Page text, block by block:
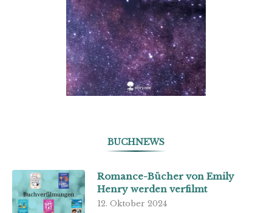
BUCHNEWS
Romance-Bücher von Emily
Henry werden verfilmt
12. Oktober 2024